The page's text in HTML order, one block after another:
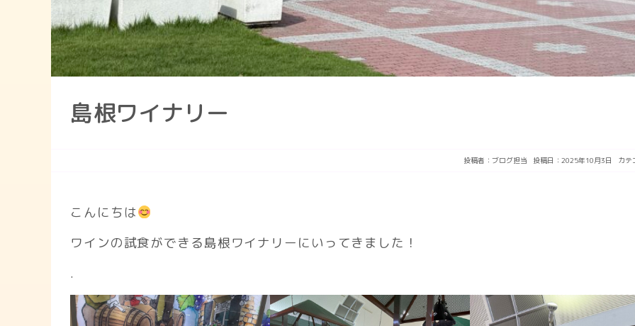
島根ワイナリー
投稿者： ブログ担当 投稿日：2025年10月3日 カテ
こんにちは
ワインの試食ができる島根ワイナリーにいってきました！
.